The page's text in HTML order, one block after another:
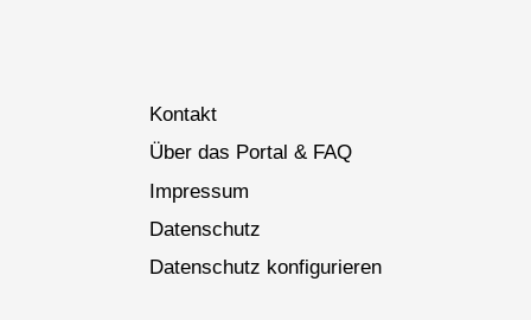
Kontakt
Über das Portal & FAQ
Impressum
Datenschutz
Datenschutz konfigurieren